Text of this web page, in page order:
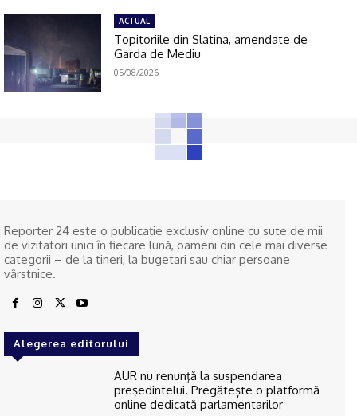
ACTUAL
Topitoriile din Slatina, amendate de
Garda de Mediu
05/08/2026
Reporter 24 este o publicaţie exclusiv online cu sute de mii
de vizitatori unici în fiecare lună, oameni din cele mai diverse
categorii – de la tineri, la bugetari sau chiar persoane
vârstnice.
Alegerea editorului
AUR nu renunţă la suspendarea
președintelui. Pregătește o platformă
online dedicată parlamentarilor